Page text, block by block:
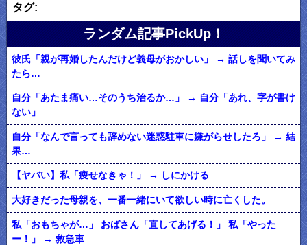
タグ:
ランダム記事PickUp！
彼氏「親が再婚したんだけど義母がおかしい」 → 話しを聞いてみ
たら…
自分「あたま痛い…そのうち治るか…」 → 自分「あれ、字が書け
ない」
自分「なんで言っても辞めない迷惑駐車に嫌がらせしたろ」 → 結
果…
【ヤバい】私「痩せなきゃ！」 → しにかける
大好きだった母親を、一番一緒にいて欲しい時に亡くした。
私「おもちゃが…」 おばさん「直してあげる！」 私「やった
ー！」 → 救急車